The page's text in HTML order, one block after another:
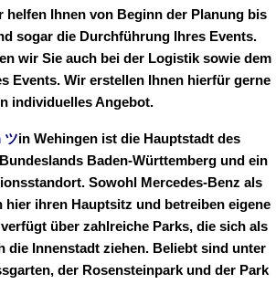
helfen Ihnen von Beginn der Planung bis
sogar die Durchführung Ihres Events.
wir Sie auch bei der Logistik sowie dem
Events. Wir erstellen Ihnen hierfür gerne
individuelles Angebot.
ツin Wehingen ist die Hauptstadt des
Baden-Württemberg und ein
Sowohl Mercedes-Benz als
hier ihren Hauptsitz und betreiben eigene
über zahlreiche Parks, die sich als
die Innenstadt ziehen. Beliebt sind unter
der Rosensteinpark und der Park